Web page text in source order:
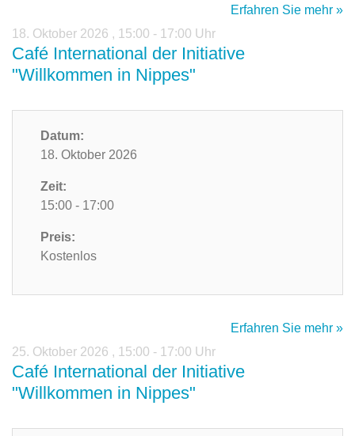
Erfahren Sie mehr »
18. Oktober 2026 , 15:00 - 17:00 Uhr
Café International der Initiative
"Willkommen in Nippes"
Datum:
18. Oktober 2026
Zeit:
15:00 - 17:00
Preis:
Kostenlos
Erfahren Sie mehr »
25. Oktober 2026 , 15:00 - 17:00 Uhr
Café International der Initiative
"Willkommen in Nippes"